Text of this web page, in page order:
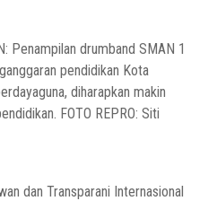
Penampilan drumband SMAN 1
pendidikan Kota
diharapkan makin
FOTO REPRO: Siti
dan Transparani Internasional